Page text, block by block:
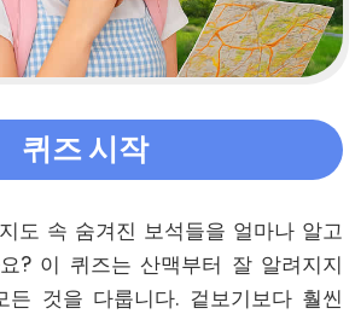
퀴즈 시작
도 속 숨겨진 보석들을 얼마나 알고
? 이 퀴즈는 산맥부터 잘 알려지지
든 것을 다룹니다. 겉보기보다 훨씬